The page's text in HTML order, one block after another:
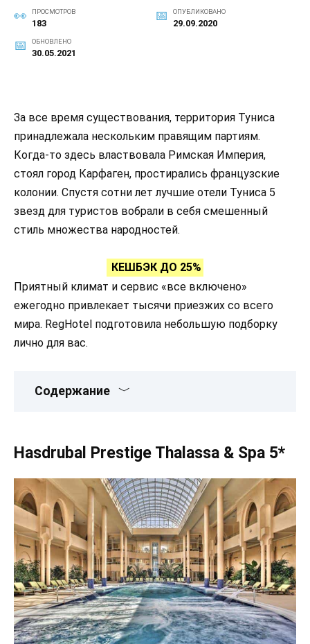
ПРОСМОТРОВ
183
ОПУБЛИКОВАНО
29.09.2020
ОБНОВЛЕНО
30.05.2021
За все время существования, территория Туниса
принадлежала нескольким правящим партиям.
Когда-то здесь властвовала Римская Империя,
стоял город Карфаген, простирались французские
колонии. Спустя сотни лет лучшие отели Туниса 5
звезд для туристов вобрали в себя смешенный
стиль множества народностей.
КЕШБЭК ДО 25%
Приятный климат и сервис «все включено»
ежегодно привлекает тысячи приезжих со всего
мира. RegHotel подготовила небольшую подборку
лично для вас.
Содержание
Hasdrubal Prestige Thalassa & Spa 5*